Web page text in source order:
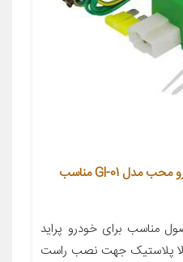
تقویت کننده شیشه بالابر خودرو محب مدل Gl-01 مناسب
مناسب برای خودرو پراید
۱ جنس کالا پلاستیک جهت نصب راست